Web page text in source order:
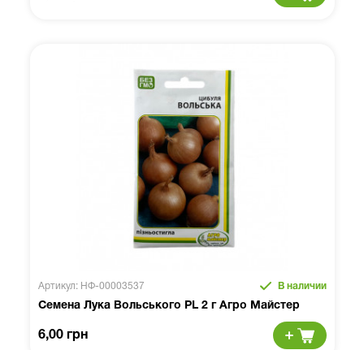
Артикул: НФ-00003537 В наличии
Семена Лука Вольського PL 2 г Агро Майстер
6,00 грн